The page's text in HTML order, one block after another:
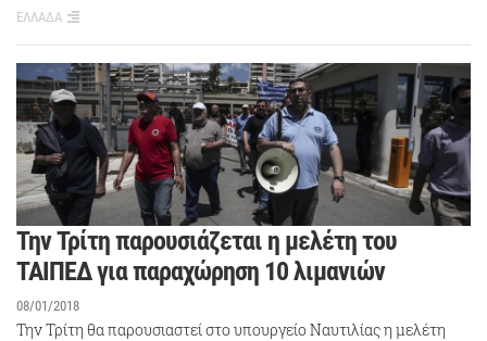
ΕΛΛΑΔΑ
Την Τρίτη παρουσιάζεται η μελέτη του
ΤΑΙΠΕΔ για παραχώρηση 10 λιμανιών
08/01/2018
Την Τρίτη θα παρουσιαστεί στο υπουργείο Ναυτιλίας η μελέτη